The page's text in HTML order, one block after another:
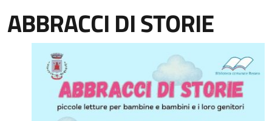
ABBRACCI DI STORIE